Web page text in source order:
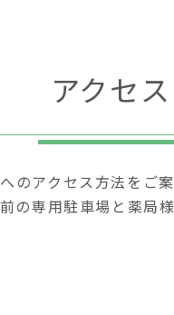
アクセス
のアクセス方法をご案
の専用駐車場と薬局